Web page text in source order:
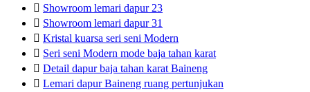
 Showroom lemari dapur 23
 Showroom lemari dapur 31
 Kristal kuarsa seri seni Modern
 Seri seni Modern mode baja tahan karat
 Detail dapur baja tahan karat Baineng
 Lemari dapur Baineng ruang pertunjukan